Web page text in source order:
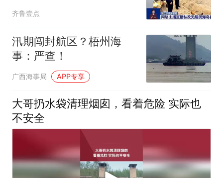
齐鲁壹点
汛期闯封航区？梧州海
事：严查！
广西海事局 APP专享
大哥扔水袋清理烟囱，看着危险 实际也
不安全